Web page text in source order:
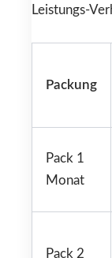
Leistungs-
Packung
Pack 1
Monat
Pack 2